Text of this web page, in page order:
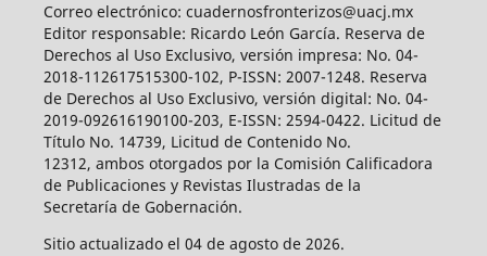
Correo electrónico: cuadernosfronterizos@uacj.mx
Editor responsable: Ricardo León García. Reserva de
Derechos al Uso Exclusivo, versión impresa: No. 04-
2018-112617515300-102, P-ISSN: 2007-1248. Reserva
de Derechos al Uso Exclusivo, versión digital: No. 04-
2019-092616190100-203, E-ISSN: 2594-0422. Licitud de
Título No. 14739, Licitud de Contenido No.
12312, ambos otorgados por la Comisión Calificadora
de Publicaciones y Revistas Ilustradas de la
Secretaría de Gobernación.
Sitio actualizado el 04 de agosto de 2026.